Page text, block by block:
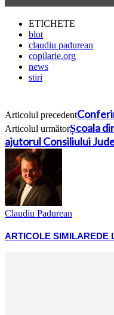
ETICHETE
blot
claudiu padurean
copilarie.org
news
stiri
Articolul precedent
Articolul următorȘcoala
ajutorul Consiliului
Claudiu Padurean
ARTICOLE SIMILAREDE